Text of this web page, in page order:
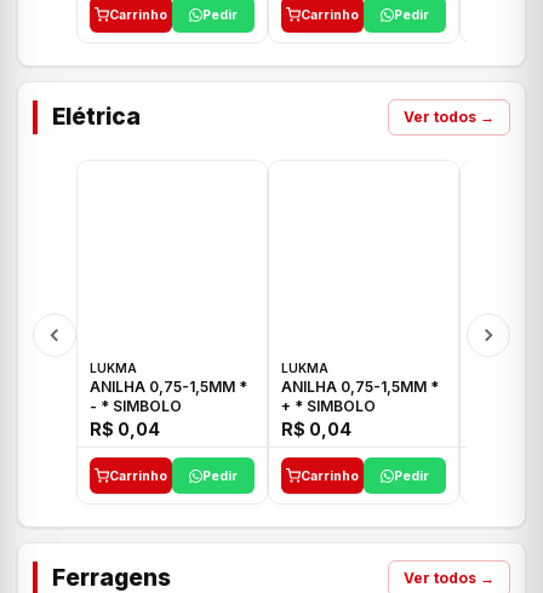
Carrinho Pedir Carrinho Pedir
Elétrica Ver todos →
LUKMA
ANILHA 0,75-1,5MM *
- * SIMBOLO
R$ 0,04
Carrinho Pedir
LUKMA
ANILHA 0,75-1,5MM *
+ * SIMBOLO
R$ 0,04
Carrinho Pedir
Ferragens Ver todos →